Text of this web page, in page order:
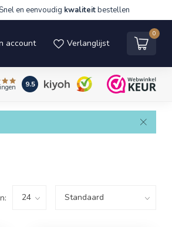
Snel en eenvoudig kwaliteitbestellen
account Verlanglijst
0
9.5